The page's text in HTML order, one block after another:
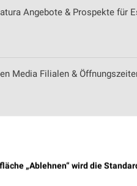
Angebote & Prospekte für
Media Filialen &
„Ablehnen“ wird die